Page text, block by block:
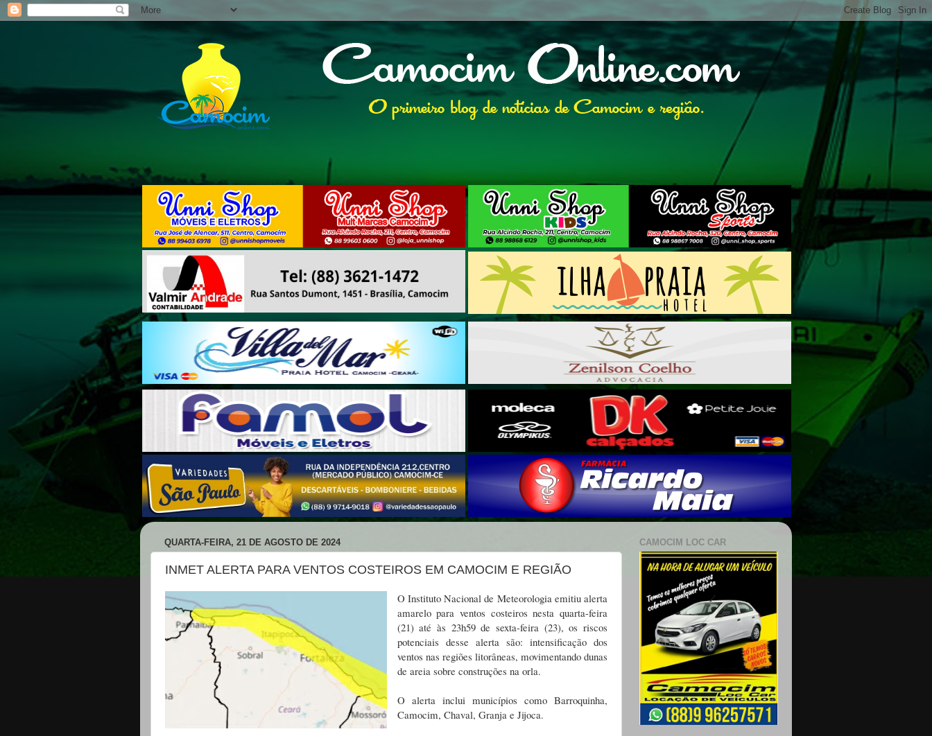
QUARTA-FEIRA, 21 DE AGOSTO DE 2024
INMET ALERTA PARA VENTOS COSTEIROS EM CAMOCIM E REGIÃO
O Instituto Nacional de Meteorologia emitiu alerta
amarelo para ventos costeiros nesta quarta-feira
(21) até às 23h59 de sexta-feira (23), os riscos
potenciais desse alerta são: intensificação dos
ventos nas regiões litorâneas, movimentando dunas
de areia sobre construções na orla.
O alerta inclui municípios como Barroquinha,
Camocim, Chaval, Granja e Jijoca.
CAMOCIM LOC CAR